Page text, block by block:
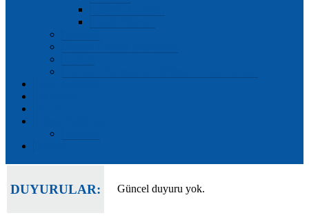
DUYURULAR: Güncel duyuru yok.